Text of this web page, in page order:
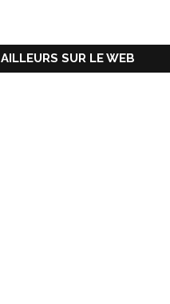
AILLEURS SUR LE WEB